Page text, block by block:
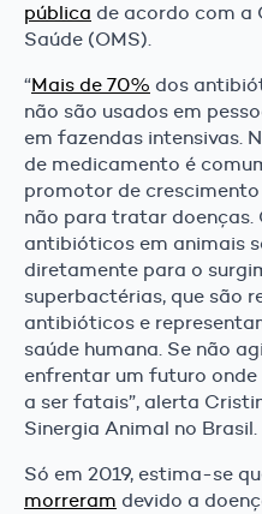
pública de acordo com a
Saúde (OMS).
“Mais de 70% dos
não são usados em
em fazendas intensivas.
de medicamento é
promotor de
não para tratar doenças.
antibióticos em animais
diretamente para o
superbactérias, que são
antibióticos e
saúde humana. Se não
enfrentar um futuro
a ser fatais”, alerta
Sinergia Animal no Brasil.
Só em 2019, estima-se
morreram devido a